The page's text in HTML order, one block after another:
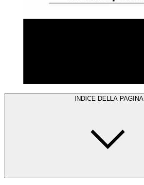
INDICE DELLA PAGINA